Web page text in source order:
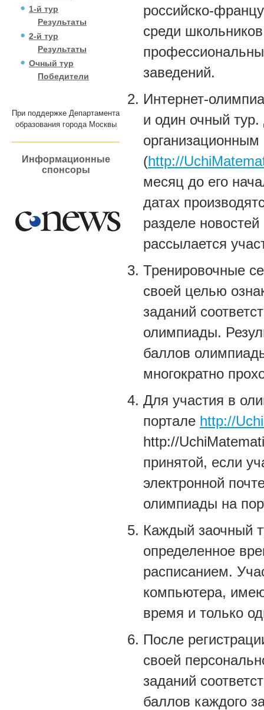
1-й тур
Результаты
2-й тур
Результаты
Очный тур
Победители
При поддержке Департамента
образования города Москвы
Информационные
спонсоры
российско-
среди
заведений.
Интернет-
и один очный тур.
(http://
месяц до его
датах
разделе
рассылается
Тренировочные
своей целью
заданий
олимпиады.
баллов
многократно
Для участия в
портале http://
http://
принятой, если
электронной
олимпиады на
Каждый заочный
определенное
расписанием.
компьютера,
время и только
После
своей
заданий
баллов каждого